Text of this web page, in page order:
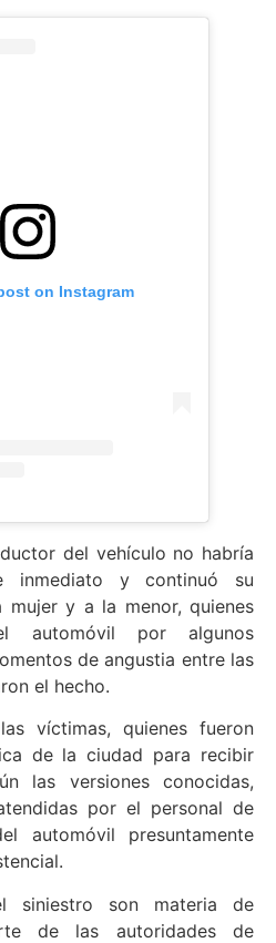
on Instagram
del vehículo no habría
inmediato y continuó su
mujer y a la menor, quienes
automóvil por algunos
de angustia entre las
el hecho.
víctimas, quienes fueron
de la ciudad para recibir
las versiones conocidas,
por el personal de
automóvil presuntamente
siniestro son materia de
de las autoridades de